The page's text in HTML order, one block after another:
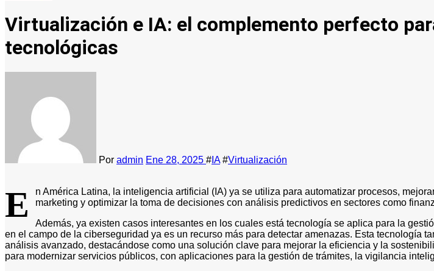
Virtualización e IA: el complemento perfecto
tecnológicas
Por admin Ene 28, 2025 # IA#Virtualización
E
n América Latina, la inteligencia artificial (IA) ya se utiliza para automatizar procesos,
marketing y optimizar la toma de decisiones con análisis predictivos en sectores como
Además, ya existen casos interesantes en los cuales está tecnología se aplica para la
en el campo de la ciberseguridad ya es un recurso más para detectar amenazas. Esta
análisis avanzado, destacándose como una solución clave para mejorar la eficiencia y la
para modernizar servicios públicos, con aplicaciones para la gestión de trámites, la vigilancia